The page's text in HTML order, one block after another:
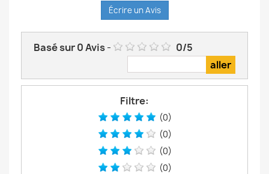
Écrire un Avis
Basé sur0Avis- 0/5
Filtre:
(0)
(0)
(0)
(0)